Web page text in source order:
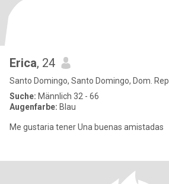
Erica, 24
Santo Domingo, Santo Domingo, Dom. Rep.
Suche: Männlich 32 - 66
Augenfarbe: Blau
Me gustaria tener Una buenas amistadas